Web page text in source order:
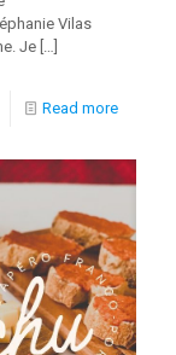
Vilas
Je […]
Read more